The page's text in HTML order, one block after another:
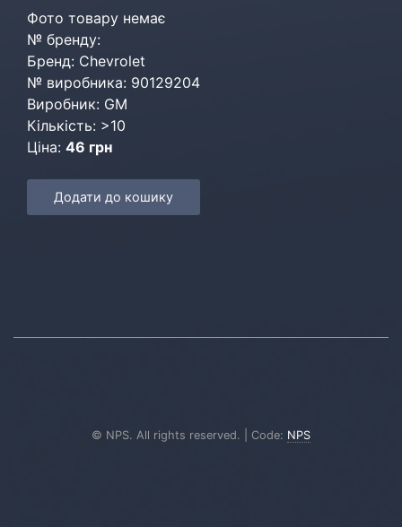
Фото товару немає
№ бренду:
Бренд: Chevrolet
№ виробника: 90129204
Виробник: GM
Кількість: >10
Ціна: 46 грн
Додати до кошику
© NPS. All rights reserved. | Code: NPS